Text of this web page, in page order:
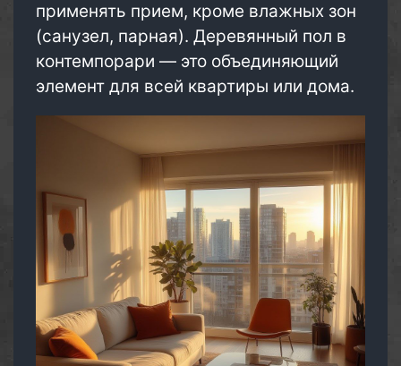
применять прием, кроме влажных зон
(санузел, парная). Деревянный пол в
контемпорари — это объединяющий
элемент для всей квартиры или дома.